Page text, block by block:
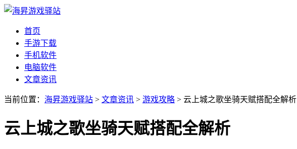
首页
手游下载
手机软件
电脑软件
文章资讯
当前位置： 海昇游戏驿站 > 文章资讯 > 游戏攻略 > 云上城之歌坐骑天赋搭配全解析
云上城之歌坐骑天赋搭配全解析